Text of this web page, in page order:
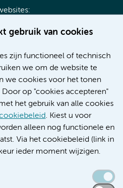
gebruik van cookies
zijn functioneel of technisch
we om de website te
we cookies voor het tonen
op "cookies accepteren"
het gebruik van alle cookies
. Kiest u voor
alleen nog functionele en
Via het cookiebeleid (link in
ieder moment wijzigen.